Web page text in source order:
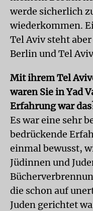
werde sicherlich
wiederkommen.
Tel Aviv steht
Berlin und Tel
Mit ihrem Tel
waren Sie in Yad
Erfahrung war
Es war eine sehr
bedrückende
einmal bewusst,
Jüdinnen und
die schon auf
Juden gerichtet